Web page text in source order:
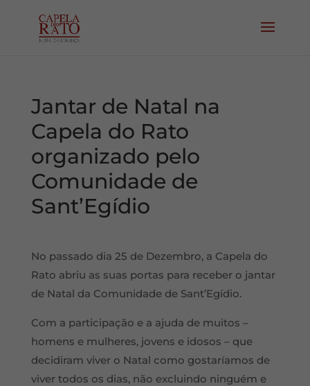
Jantar de Natal na
Capela do Rato
organizado pelo
Comunidade de
Sant’Egídio
No passado dia 25 de Dezembro, a Capela do
Rato abriu as suas portas para receber o jantar
de Natal da Comunidade de Sant’Egídio.
Com a participação e a ajuda de muitos –
homens e mulheres, jovens e idosos – que
decidiram viver o Natal como gostaríamos de
viver todos os dias, não excluindo ninguém e